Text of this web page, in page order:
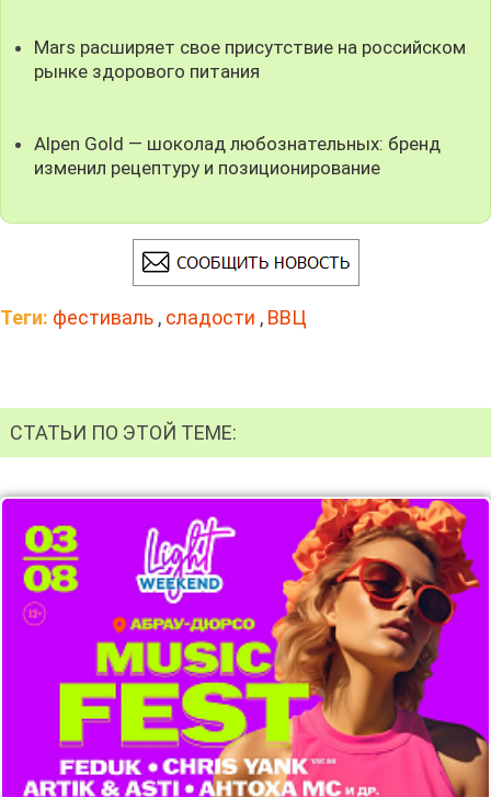
Mars расширяет свое присутствие на российском
рынке здорового питания
Alpen Gold — шоколад любознательных: бренд
изменил рецептуру и позиционирование
Теги: фестиваль , сладости , ВВЦ
СТАТЬИ ПО ЭТОЙ ТЕМЕ: